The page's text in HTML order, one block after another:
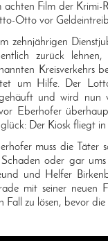
achten Film der Krimi-
Otto vor
zehnjährigen
zurück
Kreisverkehrs
um Hilfe. Der
und wird nun
Eberhofer
Der Kiosk fliegt
muss die Täter
oder gar
und Helfer
mit seiner neuen
Fall zu lösen, bevor